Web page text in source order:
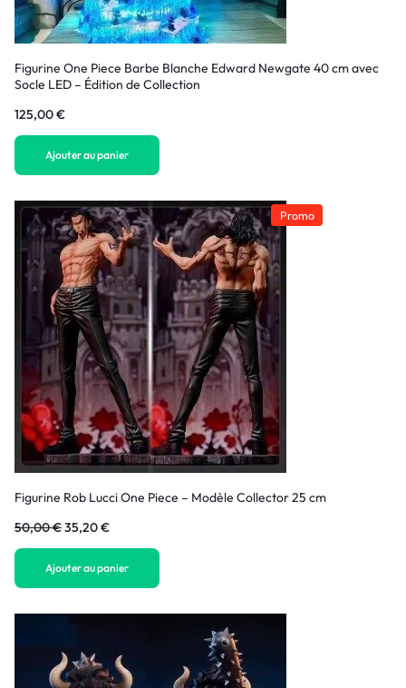
Figurine One Piece Barbe Blanche Edward Newgate 40 cm avec
Socle LED – Édition de Collection
125,00€
Ajouter au panier
Promo
Figurine Rob Lucci One Piece – Modèle Collector 25 cm
50,00€35,20€
Ajouter au panier